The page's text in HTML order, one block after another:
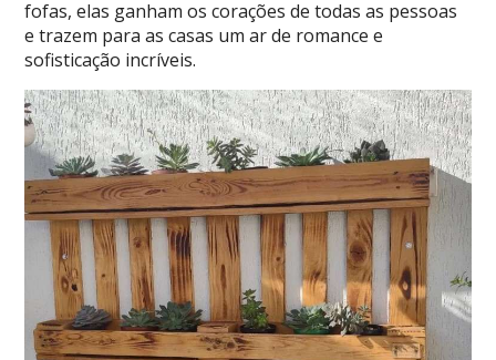
fofas, elas ganham os corações de todas as pessoas
e trazem para as casas um ar de romance e
sofisticação incríveis.